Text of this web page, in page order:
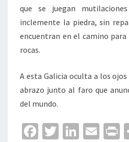
que se juegan
inclemente la piedra, sin
encuentran en el camino
rocas.
A esta Galicia oculta a los
abrazo junto al faro que
del mundo.
Fa T
Li
E